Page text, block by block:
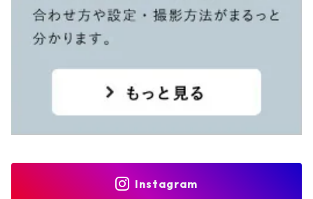
Instagram